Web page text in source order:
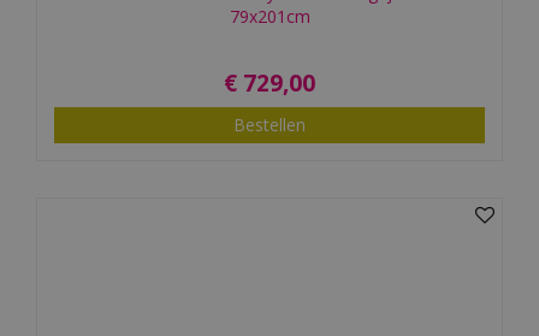
79x201cm
€ 729,00
Bestellen